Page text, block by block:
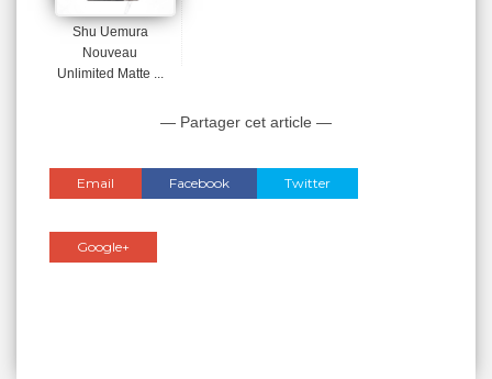
Shu Uemura
Nouveau
Unlimited Matte ...
— Partager cet article —
Email Facebook Twitter
Google+